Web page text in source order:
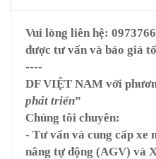
Vui lòng liên hệ:
được tư vấn và báo giá
----
DF VIỆT NAM với
phát triển”
Chúng tôi chuyên:
- Tư vấn và cung cấp xe
nâng tự động (AGV) và